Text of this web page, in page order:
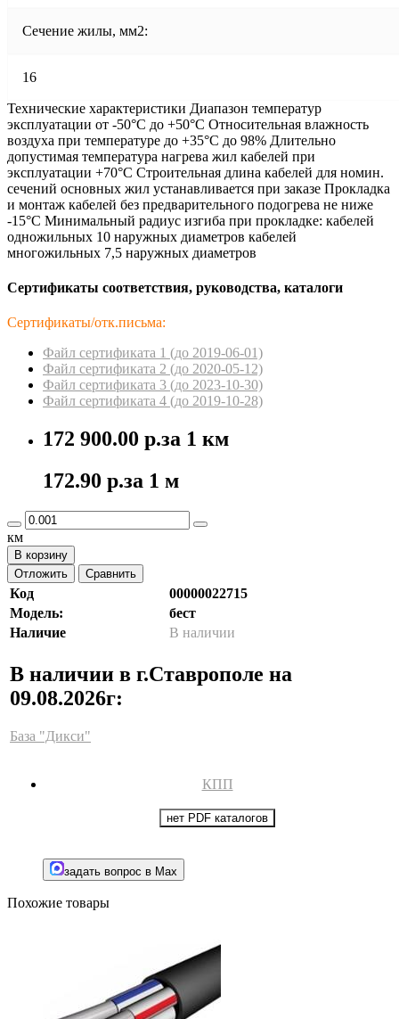
Сечение жилы, мм2:
16
Технические характеристики Диапазон температур
эксплуатации от -50°С до +50°С Относительная влажность
воздуха при температуре до +35°С до 98% Длительно
допустимая температура нагрева жил кабелей при
эксплуатации +70°С Строительная длина кабелей для номин.
сечений основных жил устанавливается при заказе Прокладка
и монтаж кабелей без предварительного подогрева не ниже
-15°С Минимальный радиус изгиба при прокладке: кабелей
одножильных 10 наружных диаметров кабелей
многожильных 7,5 наружных диаметров
Сертификаты соответствия, руководства, каталоги
Сертификаты/отк.письма:
Файл сертификата 1 (до 2019-06-01)
Файл сертификата 2 (до 2020-05-12)
Файл сертификата 3 (до 2023-10-30)
Файл сертификата 4 (до 2019-10-28)
172 900.00 р.за 1 км
172.90 р.за 1 м
км
В корзину
Отложить
Сравнить
Код
00000022715
Модель:
бест
Наличие
В наличии
В наличии в г.Ставрополе на
09.08.2026г:
База "Дикси"
КПП
нет PDF каталогов
задать вопрос в Max
Похожие товары